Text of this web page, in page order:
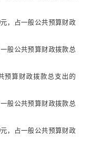
元，占一般公共预算财政
般公共预算财政拨款总
预算财政拨款总支出的
般公共预算财政拨款总
元，占一般公共预算财政